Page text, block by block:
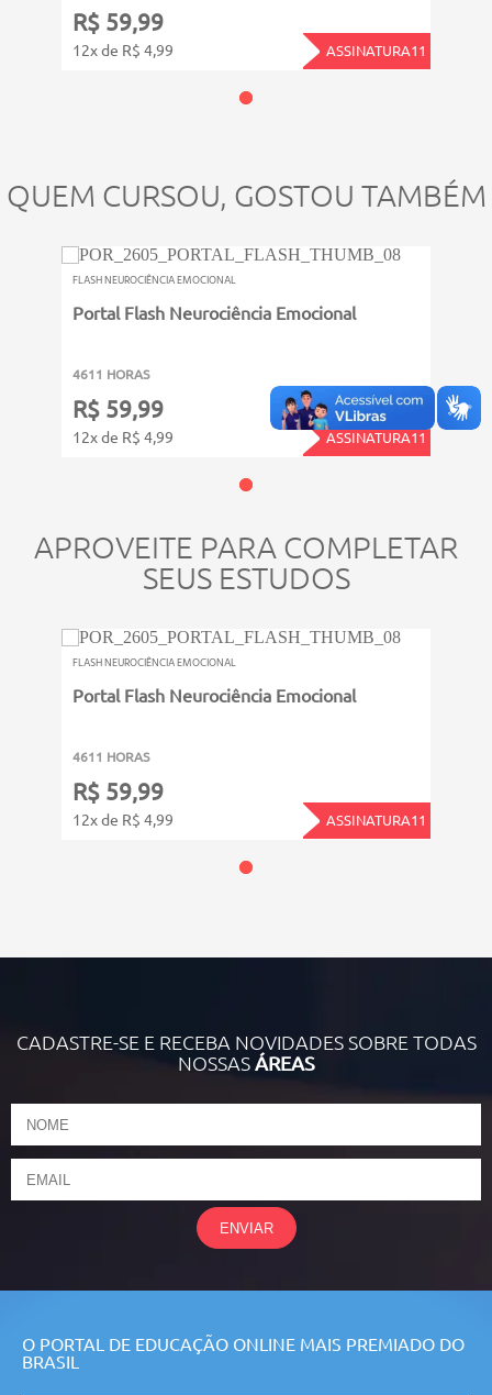
R$ 59,99
12x de R$ 4,99 ASSINATURA11
QUEM CURSOU, GOSTOU TAMBÉM
FLASH NEUROCIÊNCIA EMOCIONAL
Portal Flash Neurociência Emocional
4611 HORAS
R$ 59,99
12x de R$ 4,99 ASSINATURA11
APROVEITE PARA COMPLETAR
SEUS ESTUDOS
FLASH NEUROCIÊNCIA EMOCIONAL
Portal Flash Neurociência Emocional
4611 HORAS
R$ 59,99
12x de R$ 4,99 ASSINATURA11
CADASTRE-SE E RECEBA NOVIDADES SOBRE TODAS
NOSSAS ÁREAS
ENVIAR
O PORTAL DE EDUCAÇÃO ONLINE MAIS PREMIADO DO
BRASIL